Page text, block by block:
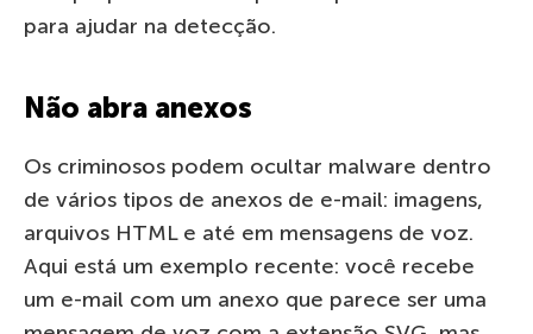
para ajudar na detecção.
Não abra anexos
Os criminosos podem ocultar malware dentro
de vários tipos de anexos de e-mail: imagens,
arquivos HTML e até em mensagens de voz.
Aqui está um exemplo recente: você recebe
um e-mail com um anexo que parece ser uma